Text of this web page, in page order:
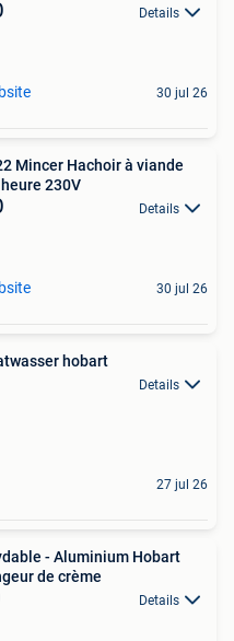
Details
30 jul 26
Mincer Hachoir à viande
230V
Details
30 jul 26
hobart
Details
27 jul 26
- Aluminium Hobart
de crème
Details